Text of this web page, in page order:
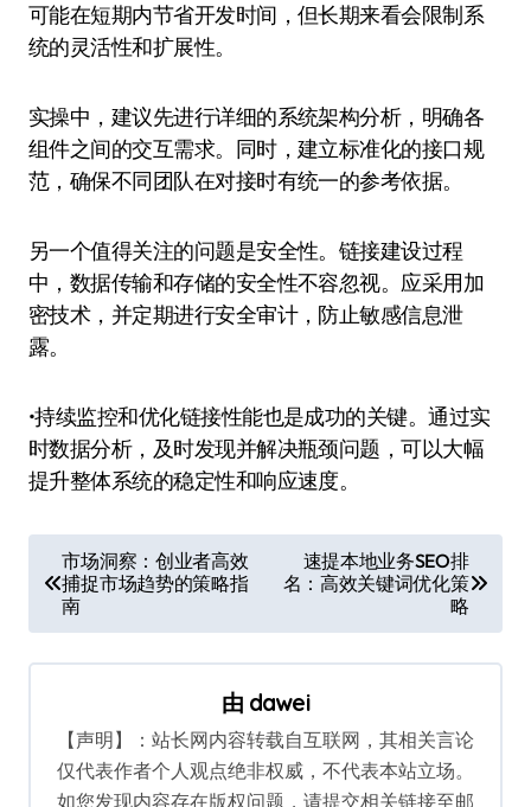
可能在短期内节省开发时间，但长期来看会限制系
统的灵活性和扩展性。
实操中，建议先进行详细的系统架构分析，明确各
组件之间的交互需求。同时，建立标准化的接口规
范，确保不同团队在对接时有统一的参考依据。
另一个值得关注的问题是安全性。链接建设过程
中，数据传输和存储的安全性不容忽视。应采用加
密技术，并定期进行安全审计，防止敏感信息泄
露。
•持续监控和优化链接性能也是成功的关键。通过实
时数据分析，及时发现并解决瓶颈问题，可以大幅
提升整体系统的稳定性和响应速度。
章
导
航
市场洞察：创业者高效
捕捉市场趋势的策略指
南
速提本地业务SEO排
名：高效关键词优化策
略
由 dawei
【声明】：站长网内容转载自互联网，其相关言论
仅代表作者个人观点绝非权威，不代表本站立场。
如您发现内容存在版权问题，请提交相关链接至邮